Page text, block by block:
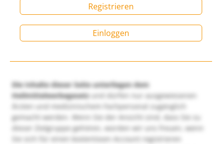
Registrieren
Einloggen
Die Inhalte dieser Seite unterliegen dem
Heilmittelwerbegesetzund dürfen nur ausgewiesenen
Ärzten und medizinischem Fachpersonal zugänglich
gemacht werden. Wenn Sie der Ansicht sind, dass Sie zu
dieser Zielgruppe gehören, würden wir uns freuen, wenn
Sie sich für einen kostenlosen Account registrieren